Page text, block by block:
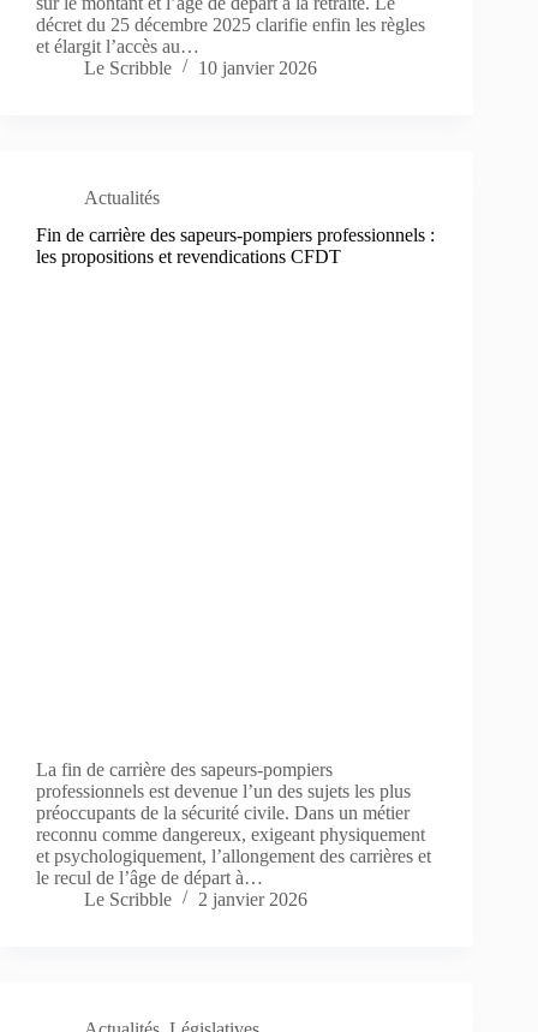
décret du 25 décembre 2025 clarifie enfin les règles
et élargit l’accès au…
Le Scribble
10 janvier 2026
Actualités
Fin de carrière des sapeurs-pompiers professionnels :
les propositions et revendications CFDT
La fin de carrière des sapeurs-pompiers
professionnels est devenue l’un des sujets les plus
préoccupants de la sécurité civile. Dans un métier
reconnu comme dangereux, exigeant physiquement
et psychologiquement, l’allongement des carrières et
le recul de l’âge de départ à…
Le Scribble
2 janvier 2026